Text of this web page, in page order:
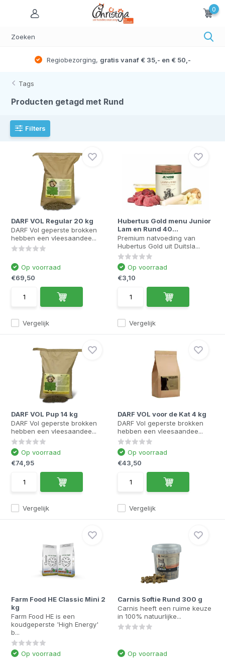
0
Gratis verzending vanaf,NL € 59,- / BE € 99,-
Tags
Producten getagd met Rund
Filters
DARF VOL Regular 20 kg
DARF Vol geperste brokken
hebben een vleesaandee...
Vergelijk
Op voorraad
€69,50
Hubertus Gold menu Junior
Lam en Rund 40...
Premium natvoeding van
Hubertus Gold uit Duitsla...
Vergelijk
Op voorraad
€3,10
DARF VOL Pup 14 kg
DARF Vol geperste brokken
hebben een vleesaandee...
Vergelijk
Op voorraad
€74,95
DARF VOL voor de Kat 4 kg
DARF Vol geperste brokken
hebben een vleesaandee...
Vergelijk
Op voorraad
€43,50
Farm Food HE Classic Mini 2
kg
Farm Food HE is een
koudgeperste 'High Energy'
b...
Op voorraad
Carnis Softie Rund 300 g
Carnis heeft een ruime keuze
in 100% natuurlijke...
Op voorraad